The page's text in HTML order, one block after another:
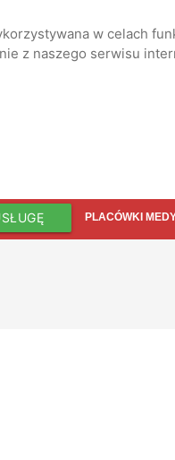
w celach
z naszego serwisu
PLACÓWKI